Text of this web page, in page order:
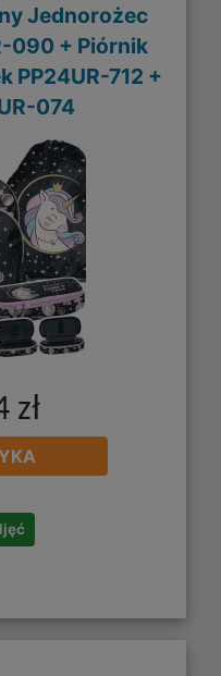
Jednorożec
090 + Piórnik
PP24UR-712 +
074
zł